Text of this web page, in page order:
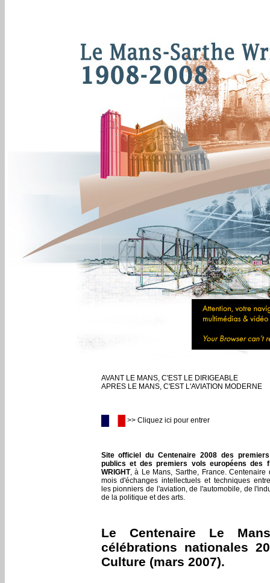
AVANT LE MANS, C'EST LE DIRIGEABLE
APRES LE MANS, C'EST L'AVIATION MODERNE
>> Cliquez ici pour entrer
Site officiel du Centenaire 2008 des
publics et des premiers vols européens des
WRIGHT, à Le Mans, Sarthe, France. Centenaire
mois d'échanges intellectuels et techniques
les pionniers de l'aviation, de l'automobile, de
de la politique et des arts.
Le Centenaire Le
célébrations nationales
Culture (mars 2007).